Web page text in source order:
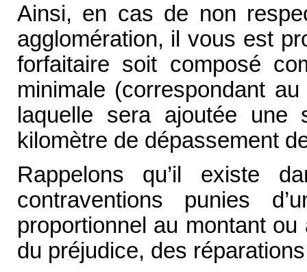
Ainsi, en cas de non
agglomération, il vous est
forfaitaire soit composé
minimale (correspondant
laquelle sera ajoutée une
kilomètre de dépassement
Rappelons qu’il existe
contraventions punies
proportionnel au montant
du préjudice, des